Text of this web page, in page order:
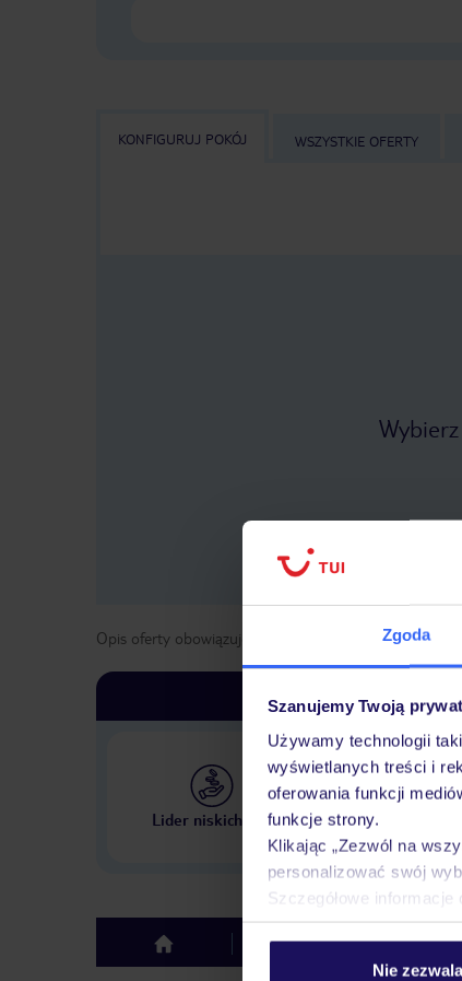
Zgoda
Szanujemy Twoją
Używamy technologii
wyświetlanych treści i
oferowania funkcji
funkcje strony.
Klikając „Zezwól na
personalizować swój
Szczegółowe
Nie
KONFIGURUJ POKÓJ WSZYSTKIE OFERTY
Wybierz
Opis oferty obowiązuje dla wyjazdów w terminie od
Lider niskich cen
Największe biuro
top Hotel